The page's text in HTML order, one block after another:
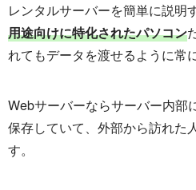
レンタルサーバーを簡単に説明
用途向けに特化されたパソコン
れてもデータを渡せるように常
Webサーバーならサーバー内部
保存していて、外部から訪れた
す。